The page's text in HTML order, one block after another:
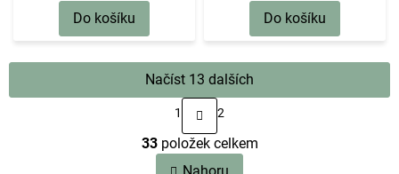
Do košíku Do košíku
O
v
l
Načíst 13 dalších
S
t
r
á
n
1 2
33položek celkem